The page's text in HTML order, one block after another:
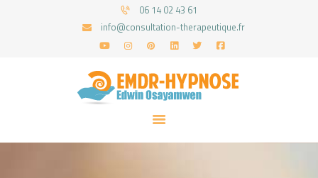
06 14 02 43 61
info@consultation-therapeutique.fr
ACCUEIL
MON APPROCHE
ARTICLES